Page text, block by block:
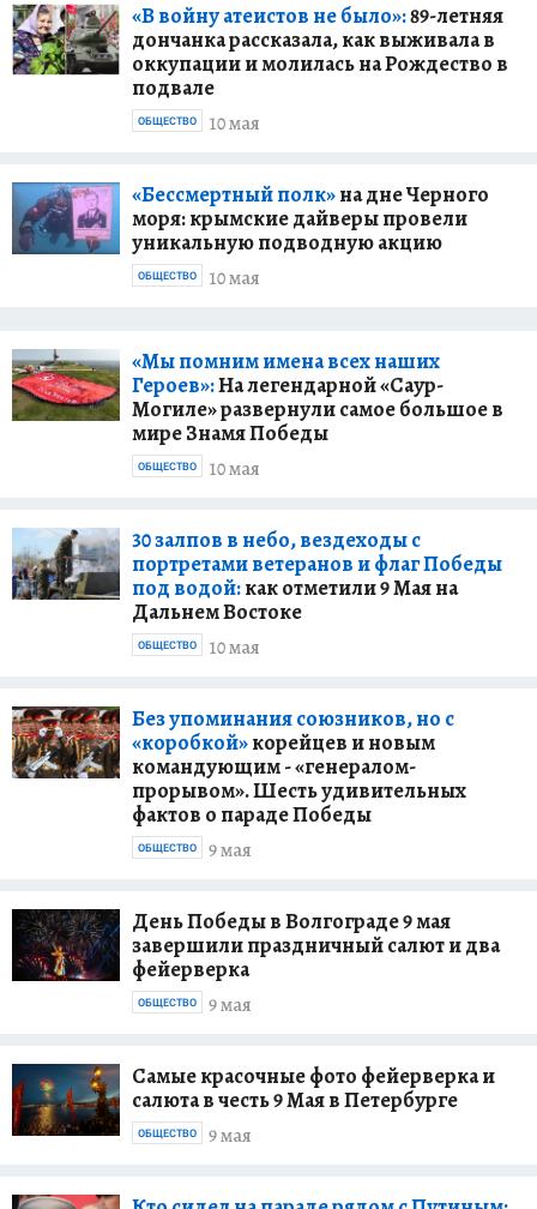
«В войну атеистов не было»:89-летняя
дончанка рассказала, как выживала в
оккупации и молилась на Рождество в
подвале
10 мая
ОБЩЕСТВО
«Бессмертный полк»на дне Черного
моря: крымские дайверы провели
уникальную подводную акцию
10 мая
ОБЩЕСТВО
«Мы помним имена всех наших
Героев»:На легендарной «Саур-
Могиле» развернули самое большое в
мире Знамя Победы
10 мая
ОБЩЕСТВО
30 залпов в небо, вездеходы с
портретами ветеранов и флаг Победы
под водой:как отметили 9 Мая на
Дальнем Востоке
10 мая
ОБЩЕСТВО
Без упоминания союзников, но с
«коробкой»корейцев и новым
командующим - «генералом-
прорывом». Шесть удивительных
фактов о параде Победы
9 мая
ОБЩЕСТВО
День Победы в Волгограде 9 мая
завершили праздничный салют и два
фейерверка
9 мая
ОБЩЕСТВО
Самые красочные фото фейерверка и
салюта в честь 9 Мая в Петербурге
9 мая
ОБЩЕСТВО